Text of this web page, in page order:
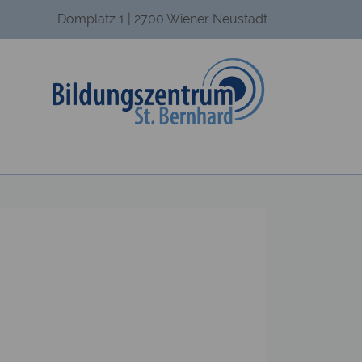
Domplatz 1 | 2700 Wiener Neustadt